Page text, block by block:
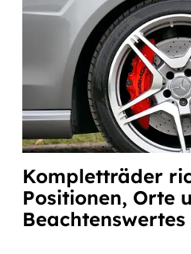
Kompletträder
Positionen, Orte
Beachtenswertes